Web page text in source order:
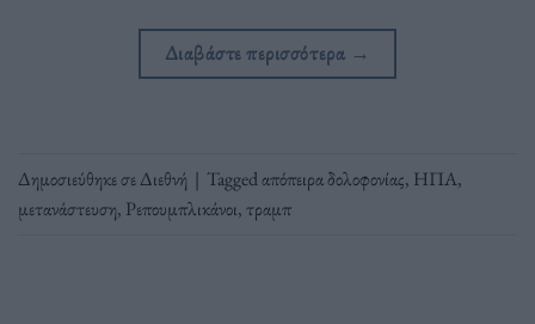
Διαβάστε περισσότερα →
Δημοσιεύθηκε σεΔιεθνή | Taggedαπόπειρα δολοφονίας, ΗΠΑ,
μετανάστευση, Ρεπουμπλικάνοι,τραμπ